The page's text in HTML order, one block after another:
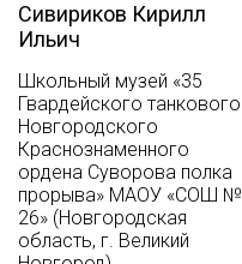
Сивириков Кирилл
Ильич
Школьный музей «35
Гвардейского танкового
Новгородского
Краснознаменного
ордена Суворова полка
прорыва» МАОУ «СОШ №
26» (Новгородская
область, г. Великий